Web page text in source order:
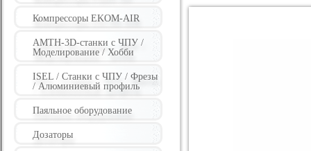
Компрессоры EKOM-AIR
AMTH-3D-станки с ЧПУ /
Моделирование / Хобби
ISEL / Станки с ЧПУ / Фрезы
/ Алюминиевый профиль
Паяльное оборудование
Дозаторы